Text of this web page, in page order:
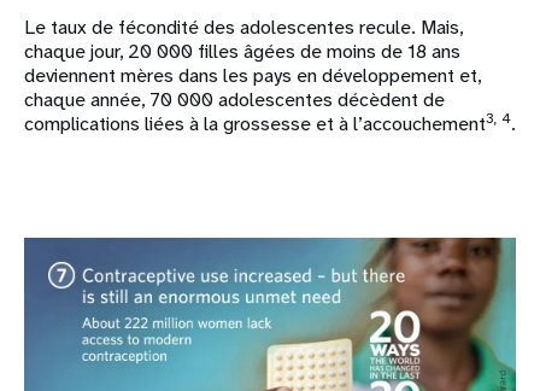
Le taux de fécondité des adolescentes recule. Mais,
chaque jour, 20 000 filles âgées de moins de 18 ans
deviennent mères dans les pays en développement et,
chaque année, 70 000 adolescentes décèdent de
complications liées à la grossesse et à l’accouchement3, 4.